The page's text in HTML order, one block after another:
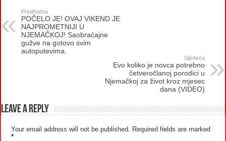
Predhodna
POČELO JE! OVAJ VIKEND JE
NAJPROMETNIJI U
NJEMAČKOJ! Saobraćajne
gužve na gotovo svim
autoputevima.
Sljedeća
Evo koliko je novca potrebno
četveročlanoj porodici u
Njemačkoj za život kroz mjesec
dana (VIDEO)
Leave a Reply
Your email address will not be published.
Required fields are marked
*